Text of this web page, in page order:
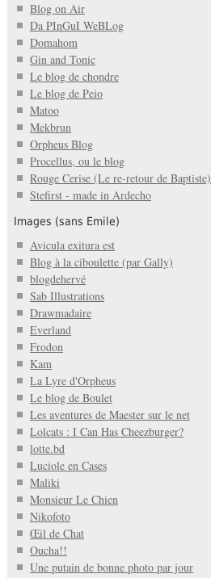
Blog on Air
Da PInGuI WeBLog
Domahom
Gin and Tonic
Le blog de chondre
Le blog de Peio
Matoo
Mekbrun
Orpheus Blog
Procellus, ou le blog
Rouge Cerise (Le re-retour de Baptiste)
Stefirst - made in Ardecho
Images (sans Emile)
Avicula exitura est
Blog à la ciboulette (par Gally)
blogdehervé
Sab Illustrations
Drawmadaire
Everland
Frodon
Kam
La Lyre d'Orpheus
Le blog de Boulet
Les aventures de Maester sur le net
Lolcats : I Can Has Cheezburger?
lotte.bd
Luciole en Cases
Maliki
Monsieur Le Chien
Nikofoto
Œil de Chat
Oucha!!
Une putain de bonne photo par jour